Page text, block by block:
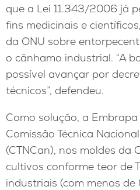
que a Lei 11.343/2006 já
fins medicinais e
da ONU sobre
o cânhamo industrial. “A
possível avançar por
técnicos”, defendeu.
Como solução, a
Comissão Técnica
(CTNCan), nos moldes da
cultivos conforme teor de
industriais (com menos de